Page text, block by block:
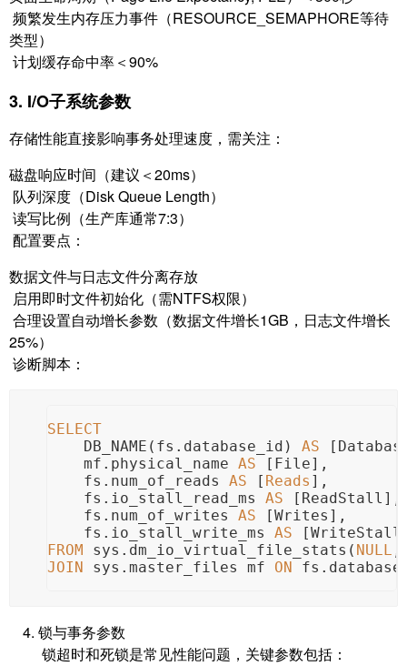
频繁发生内存压力事件（RESOURCE_SEMAPHORE等待
类型）
计划缓存命中率＜90%
3. I/O子系统参数
存储性能直接影响事务处理速度，需关注：
磁盘响应时间（建议＜20ms）
队列深度（Disk Queue Length）
读写比例（生产库通常7:3）
配置要点：
数据文件与日志文件分离存放
启用即时文件初始化（需NTFS权限）
合理设置自动增长参数（数据文件增长1GB，日志文件增长
25%）
诊断脚本：
SELECT
DB_NAME(fs.database_id) AS
mf.physical_name AS [File],
fs.num_of_reads AS [ Reads ],
fs.io_stall_read_ms AS [ReadStall],
fs.num_of_writes AS [Writes],
fs.io_stall_write_ms AS
FROM
sys.dm_io_virtual_file_stats( NULL
JOIN
sys.master_files mf ON
锁与事务参数
锁超时和死锁是常见性能问题，关键参数包括：